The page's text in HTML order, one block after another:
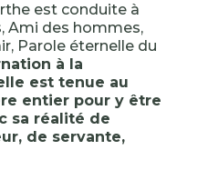
est conduite à
Ami des hommes,
Parole éternelle du
à la
est tenue au
entier pour y être
sa réalité de
de servante,